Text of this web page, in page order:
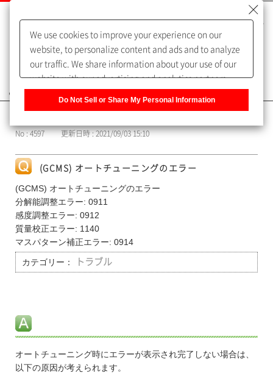
よくあるご質問（FAQ）
No : 4597 更新日時 : 2021/09/03 15:10
(GCMS) オートチューニングのエラー
(GCMS) オートチューニングのエラー
分解能調整エラー: 0911
感度調整エラー: 0912
質量校正エラー: 1140
マスパターン補正エラー: 0914
カテゴリー： トラブル
オートチューニング時にエラーが表示され完了しない場合は、
以下の原因が考えられます。
We use cookies to improve your experience on our
website, to personalize content and ads and to analyze
our traffic. We share information about your use of our
website with our advertising and analytics partners,
of our sharing information about you with our partners.
Information] to customize your cookie settings on our
Do Not Sell or Share My Personal Information